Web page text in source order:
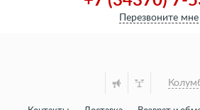
Перезвоните мне